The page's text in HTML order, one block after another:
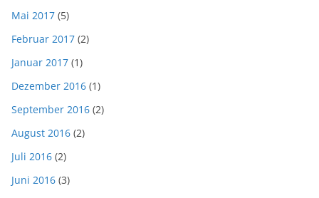
Mai 2017 (5)
Februar 2017 (2)
Januar 2017 (1)
Dezember 2016 (1)
September 2016 (2)
August 2016 (2)
Juli 2016 (2)
Juni 2016 (3)